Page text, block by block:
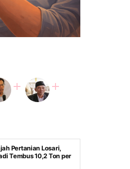
Pertanian Losari,
Tembus 10,2 Ton per